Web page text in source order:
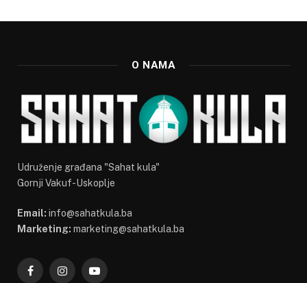
O NAMA
Udruženje građana "Sahat kula"
Gornji Vakuf-Uskoplje
Email: info@sahatkula.ba
Marketing: marketing@sahatkula.ba
FacebookInstagramYouTube